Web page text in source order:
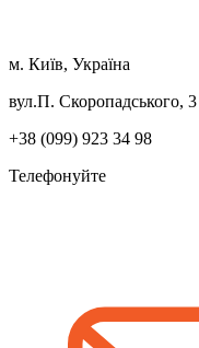
м. Київ, Україна
вул.П. Скоропадського, 3
+38 (099) 923 34 98
Телефонуйте